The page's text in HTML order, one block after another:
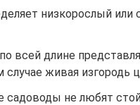
низкорослый
всей длине
случае живая изгородь
садоводы не любят